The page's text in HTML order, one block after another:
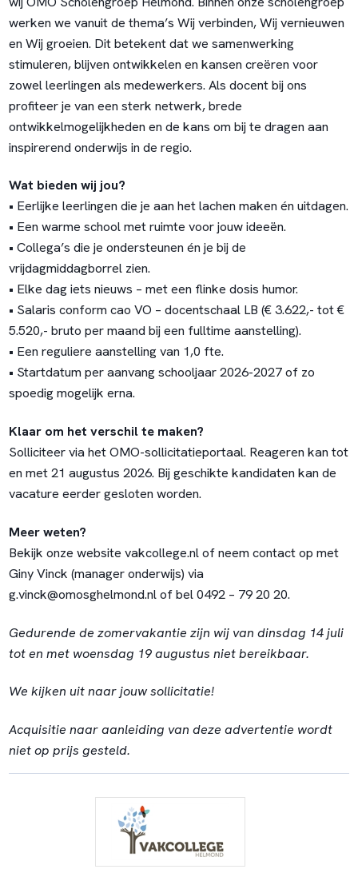
werken we vanuit de thema’s Wij verbinden, Wij vernieuwen
en Wij groeien. Dit betekent dat we samenwerking
stimuleren, blijven ontwikkelen en kansen creëren voor
zowel leerlingen als medewerkers. Als docent bij ons
profiteer je van een sterk netwerk, brede
ontwikkelmogelijkheden en de kans om bij te dragen aan
inspirerend onderwijs in de regio.
Wat bieden wij jou?
• Eerlijke leerlingen die je aan het lachen maken én uitdagen.
• Een warme school met ruimte voor jouw ideeën.
• Collega’s die je ondersteunen én je bij de
vrijdagmiddagborrel zien.
• Elke dag iets nieuws – met een flinke dosis humor.
• Salaris conform cao VO – docentschaal LB (€ 3.622,- tot €
5.520,- bruto per maand bij een fulltime aanstelling).
• Een reguliere aanstelling van 1,0 fte.
• Startdatum per aanvang schooljaar 2026-2027 of zo
spoedig mogelijk erna.
Klaar om het verschil te maken?
Solliciteer via het OMO-sollicitatieportaal. Reageren kan tot
en met 21 augustus 2026. Bij geschikte kandidaten kan de
vacature eerder gesloten worden.
Meer weten?
Bekijk onze website vakcollege.nl of neem contact op met
Giny Vinck (manager onderwijs) via
g.vinck@omosghelmond.nl of bel 0492 – 79 20 20.
Gedurende de zomervakantie zijn wij van dinsdag 14 juli
tot en met woensdag 19 augustus niet bereikbaar.
We kijken uit naar jouw sollicitatie!
Acquisitie naar aanleiding van deze advertentie wordt
niet op prijs gesteld.